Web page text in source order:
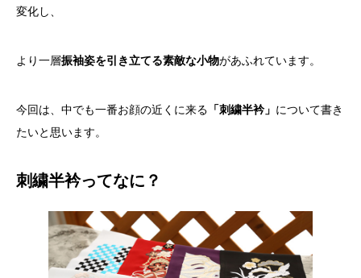
変化し、
より一層振袖姿を引き立てる素敵な小物があふれています。
今回は、中でも一番お顔の近くに来る 「刺繍半衿」 について書き
たいと思います。
刺繍半衿ってなに？